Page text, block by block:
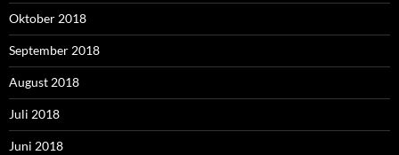
Oktober 2018
September 2018
August 2018
Juli 2018
Juni 2018